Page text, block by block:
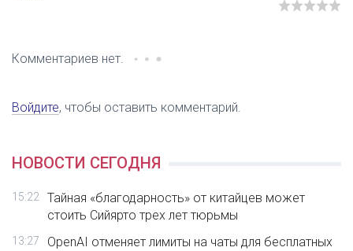
Комментариев нет.
Войдите, чтобы оставить комментарий.
НОВОСТИ СЕГОДНЯ
15:22
Тайная «благодарность» от китайцев может
стоить Сийярто трех лет тюрьмы
13:27
OpenAI отменяет лимиты на чаты для бесплатных